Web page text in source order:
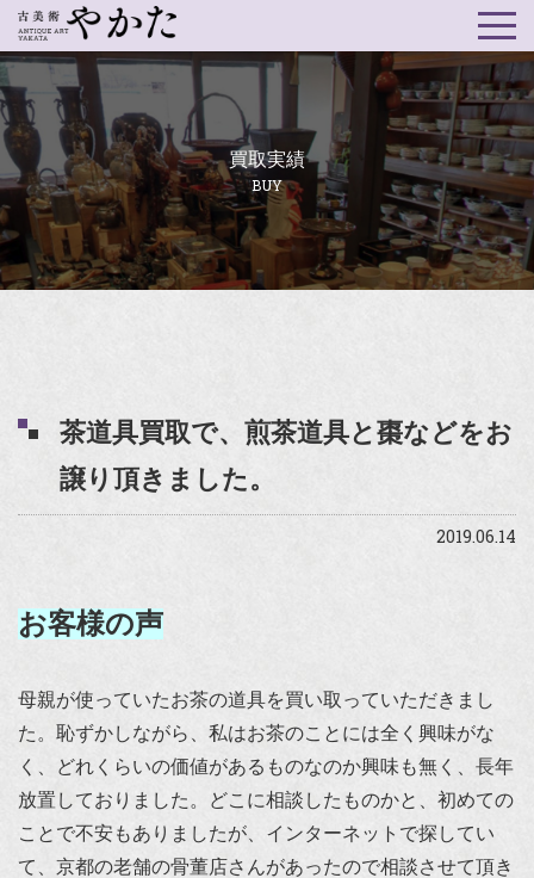
買取実績
BUY
茶道具買取で、煎茶道具と棗などをお
譲り頂きました。
2019.06.14
お客様の声
母親が使っていたお茶の道具を買い取っていただきまし
た。恥ずかしながら、私はお茶のことには全く興味がな
く、どれくらいの価値があるものなのか興味も無く、長年
放置しておりました。どこに相談したものかと、初めての
ことで不安もありましたが、インターネットで探してい
て、京都の老舗の骨董店さんがあったので相談させて頂き